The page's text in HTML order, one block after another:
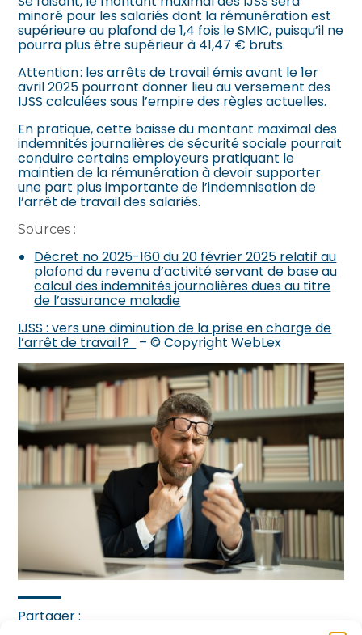
minoré pour les salariés dont la rémunération est
supérieure au plafond de 1,4 fois le SMIC, puisqu’il ne
pourra plus être supérieur à 41,47 € bruts.
Attention : les arrêts de travail émis avant le 1er
avril 2025 pourront donner lieu au versement des
IJSS calculées sous l’empire des règles actuelles.
En pratique, cette baisse du montant maximal des
indemnités journalières de sécurité sociale pourrait
conduire certains employeurs pratiquant le
maintien de la rémunération à devoir supporter
une part plus importante de l’indemnisation de
l’arrêt de travail des salariés.
Sources :
Décret no 2025-160 du 20 février 2025 relatif au
plafond du revenu d’activité servant de base au
calcul des indemnités journalières dues au titre
de l’assurance maladie
IJSS : vers une diminution de la prise en charge de
l’arrêt de travail ? – © Copyright WebLex
Partager :